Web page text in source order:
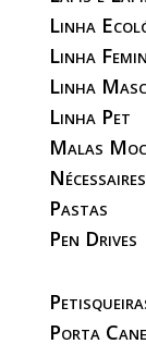
Linha
Linha
Linha
Linha Pet
Malas
Nécessaires
Pastas
Pen Drives
Porta